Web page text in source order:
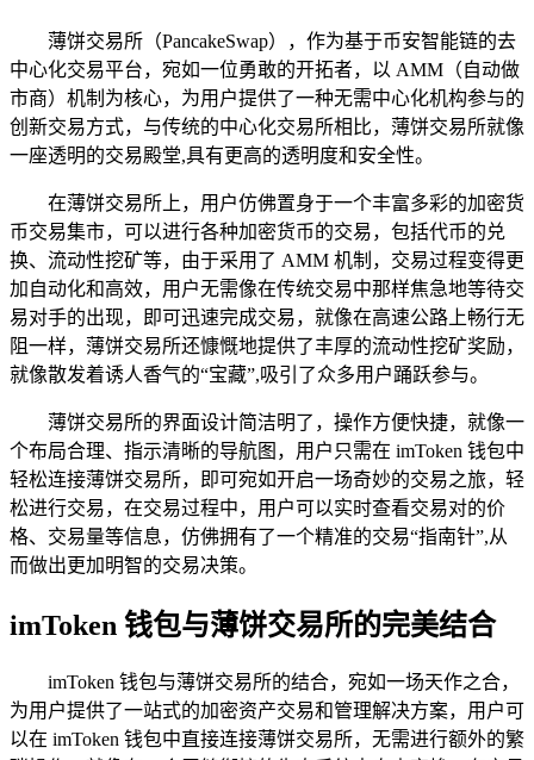
薄饼交易所（PancakeSwap），作为基于币安智能链的去
中心化交易平台，宛如一位勇敢的开拓者，以 AMM（自动做
市商）机制为核心，为用户提供了一种无需中心化机构参与的
创新交易方式，与传统的中心化交易所相比，薄饼交易所就像
一座透明的交易殿堂,具有更高的透明度和安全性。
在薄饼交易所上，用户仿佛置身于一个丰富多彩的加密货
币交易集市，可以进行各种加密货币的交易，包括代币的兑
换、流动性挖矿等，由于采用了 AMM 机制，交易过程变得更
加自动化和高效，用户无需像在传统交易中那样焦急地等待交
易对手的出现，即可迅速完成交易，就像在高速公路上畅行无
阻一样，薄饼交易所还慷慨地提供了丰厚的流动性挖矿奖励，
就像散发着诱人香气的“宝藏”,吸引了众多用户踊跃参与。
薄饼交易所的界面设计简洁明了，操作方便快捷，就像一
个布局合理、指示清晰的导航图，用户只需在 imToken 钱包中
轻松连接薄饼交易所，即可宛如开启一场奇妙的交易之旅，轻
松进行交易，在交易过程中，用户可以实时查看交易对的价
格、交易量等信息，仿佛拥有了一个精准的交易“指南针”,从
而做出更加明智的交易决策。
imToken 钱包与薄饼交易所的完美结合
imToken 钱包与薄饼交易所的结合，宛如一场天作之合，
为用户提供了一站式的加密资产交易和管理解决方案，用户可
以在 imToken 钱包中直接连接薄饼交易所，无需进行额外的繁